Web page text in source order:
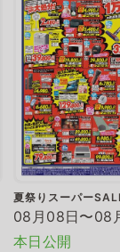
夏祭りスーパー
08月08日〜08
本日公開